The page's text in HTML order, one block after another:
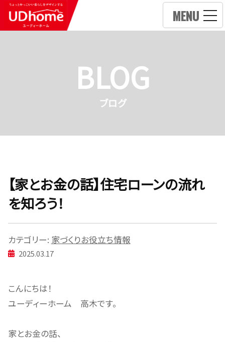
MENU
BLOG
ブログ
【家とお金の話】住宅ローンの流れ
を知ろう！
カテゴリー: 家づくりお役立ち情報
2025.03.17
こんにちは！
ユーディーホーム 高木です。
家とお金の話、